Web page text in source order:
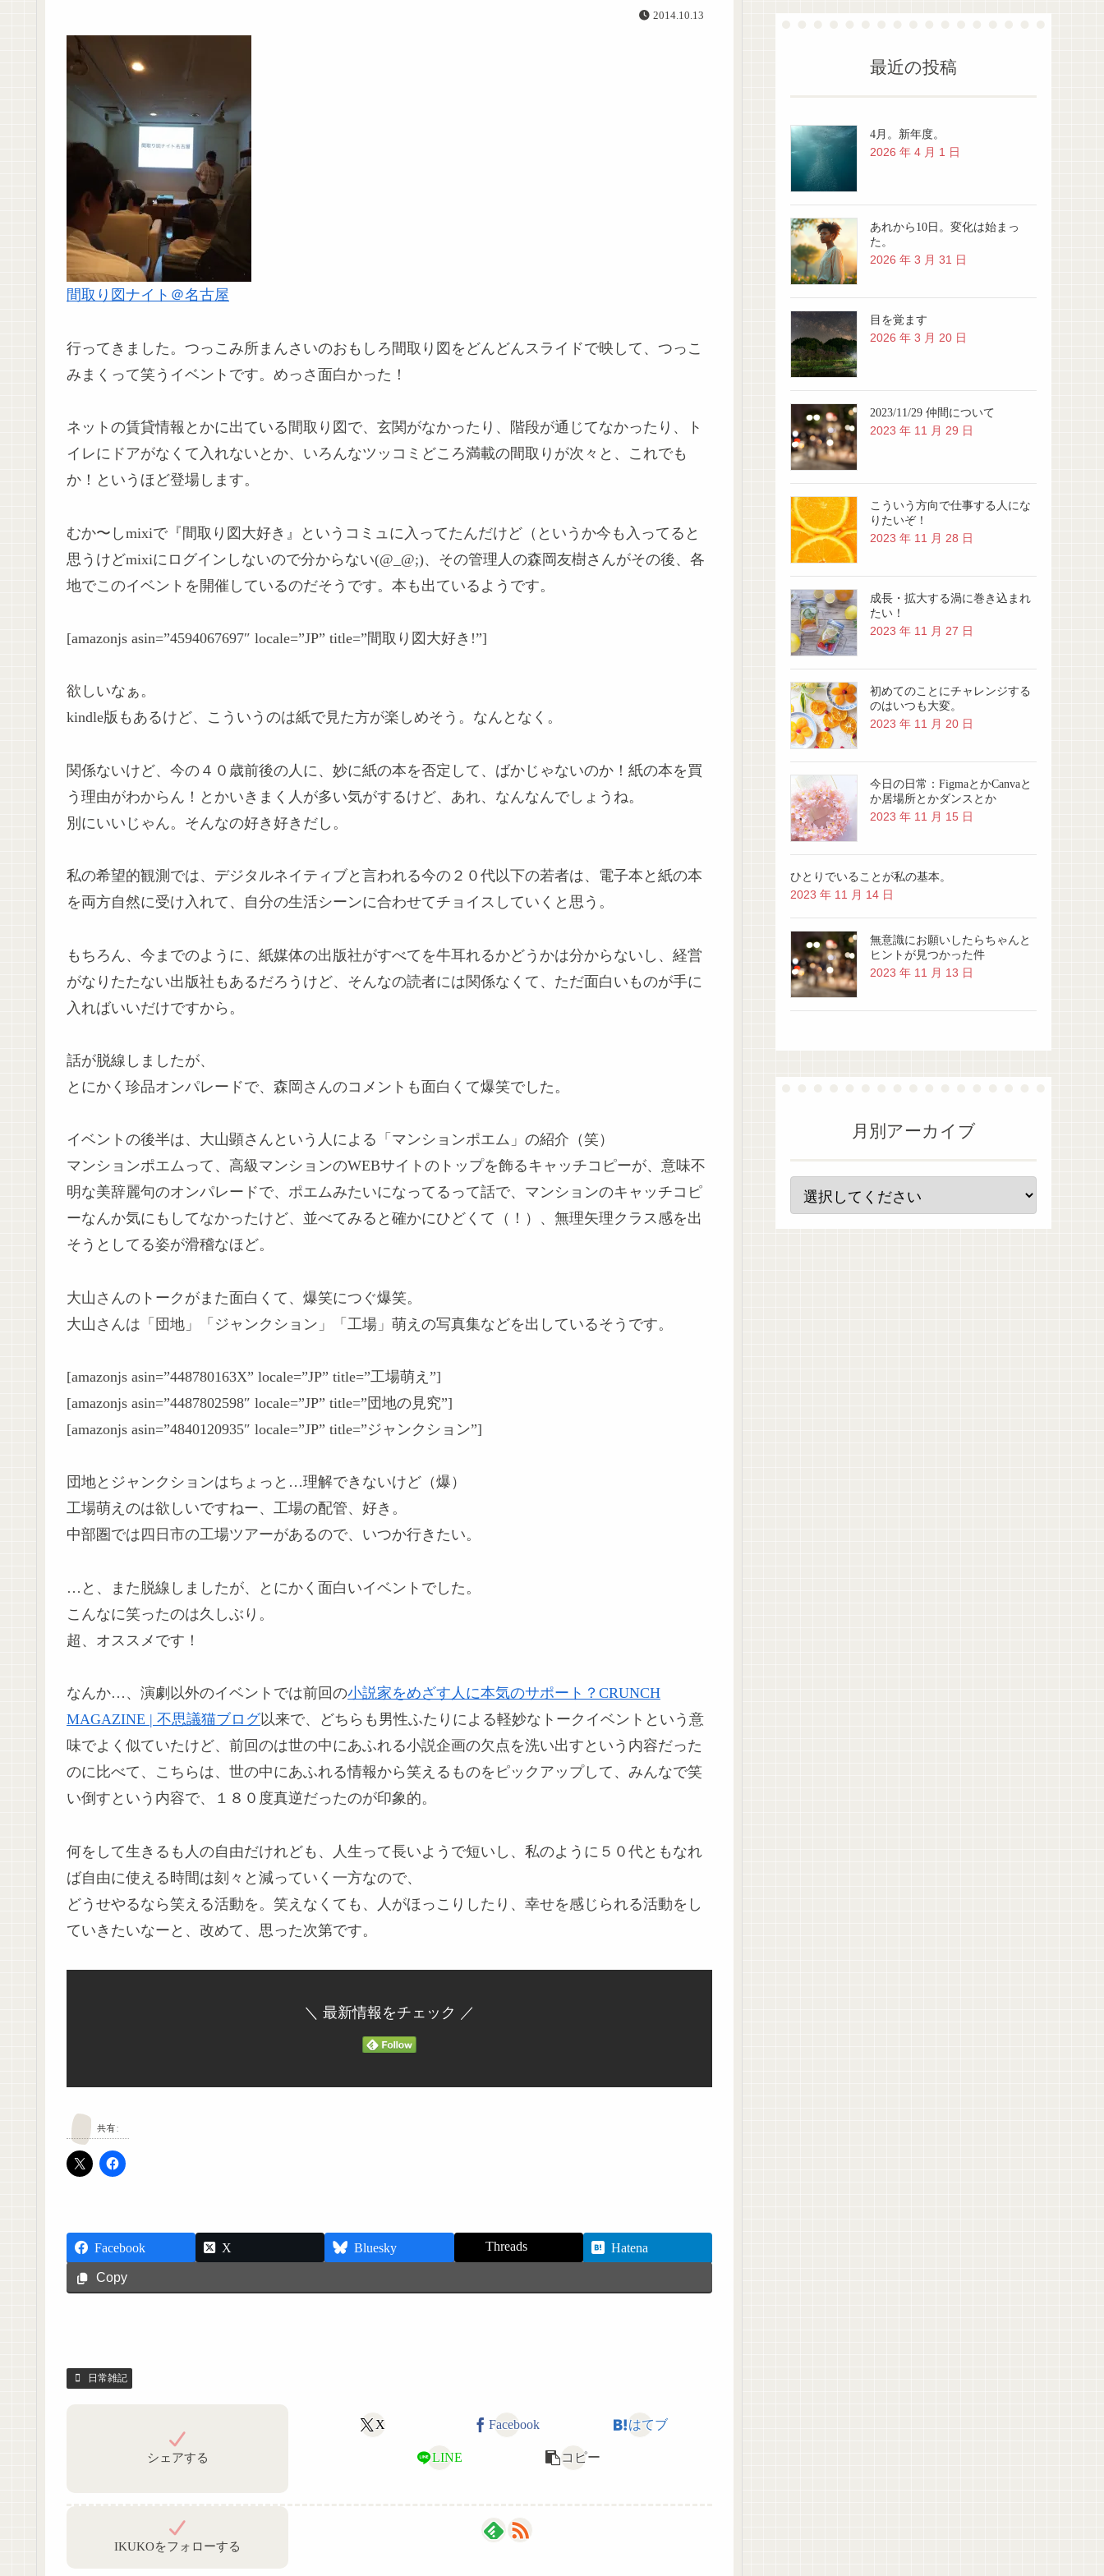
2014.10.13
間取り図ナイト＠名古屋
行ってきました。つっこみ所まんさいのおもしろ間取り図をどんどんスライドで映して、つっこ
みまくって笑うイベントです。めっさ面白かった！
ネットの賃貸情報とかに出ている間取り図で、玄関がなかったり、階段が通じてなかったり、ト
イレにドアがなくて入れないとか、いろんなツッコミどころ満載の間取りが次々と、これでも
か！というほど登場します。
むか〜しmixiで『間取り図大好き』というコミュに入ってたんだけど（というか今も入ってると
思うけどmixiにログインしないので分からない(@_@;)、その管理人の森岡友樹さんがその後、各
地でこのイベントを開催しているのだそうです。本も出ているようです。
[amazonjs asin=”4594067697″ locale=”JP” title=”間取り図大好き!”]
欲しいなぁ。
kindle版もあるけど、こういうのは紙で見た方が楽しめそう。なんとなく。
関係ないけど、今の４０歳前後の人に、妙に紙の本を否定して、ばかじゃないのか！紙の本を買
う理由がわからん！とかいきまく人が多い気がするけど、あれ、なんなんでしょうね。
別にいいじゃん。そんなの好き好きだし。
私の希望的観測では、デジタルネイティブと言われる今の２０代以下の若者は、電子本と紙の本
を両方自然に受け入れて、自分の生活シーンに合わせてチョイスしていくと思う。
もちろん、今までのように、紙媒体の出版社がすべてを牛耳れるかどうかは分からないし、経営
がなりたたない出版社もあるだろうけど、そんなの読者には関係なくて、ただ面白いものが手に
入ればいいだけですから。
話が脱線しましたが、
とにかく珍品オンパレードで、森岡さんのコメントも面白くて爆笑でした。
イベントの後半は、大山顕さんという人による「マンションポエム」の紹介（笑）
マンションポエムって、高級マンションのWEBサイトのトップを飾るキャッチコピーが、意味不
明な美辞麗句のオンパレードで、ポエムみたいになってるって話で、マンションのキャッチコピ
ーなんか気にもしてなかったけど、並べてみると確かにひどくて（！）、無理矢理クラス感を出
そうとしてる姿が滑稽なほど。
大山さんのトークがまた面白くて、爆笑につぐ爆笑。
大山さんは「団地」「ジャンクション」「工場」萌えの写真集などを出しているそうです。
[amazonjs asin=”448780163X” locale=”JP” title=”工場萌え”]
[amazonjs asin=”4487802598″ locale=”JP” title=”団地の見究”]
[amazonjs asin=”4840120935″ locale=”JP” title=”ジャンクション”]
団地とジャンクションはちょっと…理解できないけど（爆）
工場萌えのは欲しいですねー、工場の配管、好き。
中部圏では四日市の工場ツアーがあるので、いつか行きたい。
…と、また脱線しましたが、とにかく面白いイベントでした。
こんなに笑ったのは久しぶり。
超、オススメです！
なんか…、演劇以外のイベントでは前回の小説家をめざす人に本気のサポート？CRUNCH
MAGAZINE | 不思議猫ブログ以来で、どちらも男性ふたりによる軽妙なトークイベントという意
味でよく似ていたけど、前回のは世の中にあふれる小説企画の欠点を洗い出すという内容だった
のに比べて、こちらは、世の中にあふれる情報から笑えるものをピックアップして、みんなで笑
い倒すという内容で、１８０度真逆だったのが印象的。
何をして生きるも人の自由だけれども、人生って長いようで短いし、私のように５０代ともなれ
ば自由に使える時間は刻々と減っていく一方なので、
どうせやるなら笑える活動を。笑えなくても、人がほっこりしたり、幸せを感じられる活動をし
ていきたいなーと、改めて、思った次第です。
＼ 最新情報をチェック ／
共有:
Facebook X Bluesky Threads
Hatena
Copy
日常雑記
シェアする
X Facebook はてブ
LINE コピー
IKUKOをフォローする
最近の投稿
4月。新年度。
2026 年 4 月 1 日
あれから10日。変化は始まっ
た。
2026 年 3 月 31 日
目を覚ます
2026 年 3 月 20 日
2023/11/29 仲間について
2023 年 11 月 29 日
こういう方向で仕事する人にな
りたいぞ！
2023 年 11 月 28 日
成長・拡大する渦に巻き込まれ
たい！
2023 年 11 月 27 日
初めてのことにチャレンジする
のはいつも大変。
2023 年 11 月 20 日
今日の日常：FigmaとかCanvaと
か居場所とかダンスとか
2023 年 11 月 15 日
ひとりでいることが私の基本。
2023 年 11 月 14 日
無意識にお願いしたらちゃんと
ヒントが見つかった件
2023 年 11 月 13 日
月別アーカイブ